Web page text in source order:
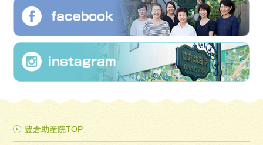
豊倉助産院TOP